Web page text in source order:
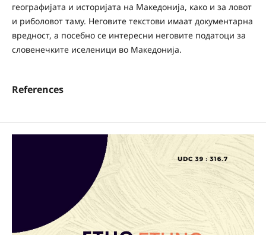
географијата и историјата на Македонија, како и за ловот
и риболовот таму. Неговите текстови имаат документарна
вредност, а посебно се интересни неговите податоци за
словенечките иселеници во Македонија.
References